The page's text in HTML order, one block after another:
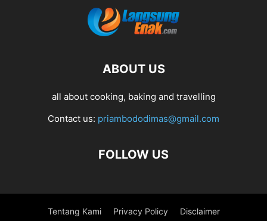
ABOUT US
all about cooking, baking and travelling
Contact us: priambododimas@gmail.com
FOLLOW US
Tentang Kami Privacy Policy Disclaimer